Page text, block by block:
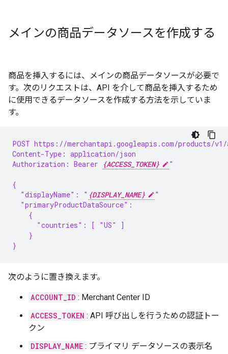
メインの商品データソースを作成する
商品を挿入するには、メインの商品データソースが必要で
す。次のリクエストは、API を介して商品を挿入するため
に使用できるデータソースを作成する方法を示していま
す。
POST https://merchantapi.googleapis.com/products/
Content-Type: application/json
Authorization: Bearer
{ACCESS_TOKEN} "
{
  "displayName": "
{DISPLAY_NAME}
"
  "primaryProductDataSource":
    {
      "countries": [ "US" ]
    }
}
次のように置き換えます。
ACCOUNT_ID : Merchant Center ID
ACCESS_TOKEN : API 呼び出しを行うための認証トー
クン
DISPLAY_NAME : プライマリ データソースの表示名